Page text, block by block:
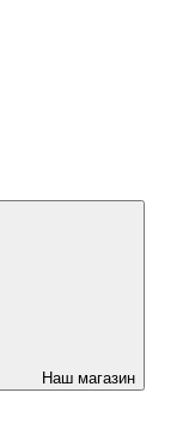
Наш магазин